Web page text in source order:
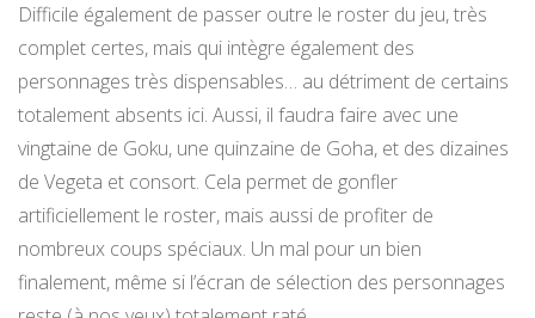
Difficile également de passer outre le roster du jeu, très
complet certes, mais qui intègre également des
personnages très dispensables… au détriment de certains
totalement absents ici. Aussi, il faudra faire avec une
vingtaine de Goku, une quinzaine de Goha, et des dizaines
de Vegeta et consort. Cela permet de gonfler
artificiellement le roster, mais aussi de profiter de
nombreux coups spéciaux. Un mal pour un bien
finalement, même si l’écran de sélection des personnages